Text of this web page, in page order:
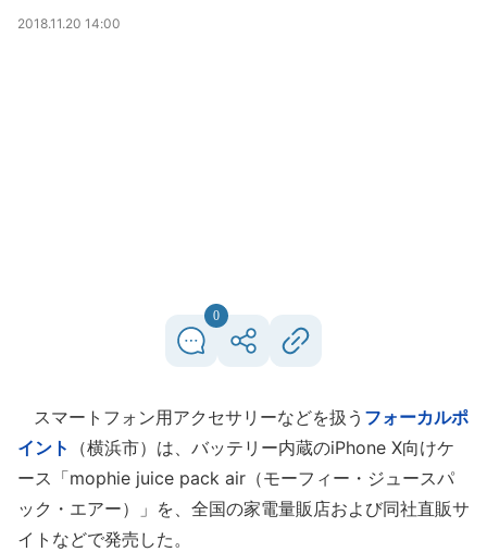
2018.11.20 14:00
0
スマートフォン用アクセサリーなどを扱う フォーカルポ
イント
（横浜市）は、バッテリー内蔵のiPhone X向けケ
ース「mophie juice pack air（モーフィー・ジュースパ
ック・エアー）」を、全国の家電量販店および同社直販サ
イトなどで発売した。